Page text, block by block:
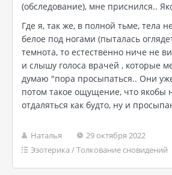
(обследование), мне приснился..
Где я, так же, в полной тьме, тела
белое под ногами (пыталась
темнота, то естественно ниче не
и слышу голоса врачей , которые
думаю "пора просыпаться.. Они
потом такое ощущение, что якобы
отдаляться как будто, ну и
Наталья
29 октября 2022
Эзотерика /Толкование сновидений